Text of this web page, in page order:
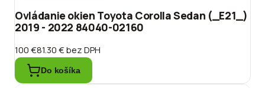
Ovládanie okien Toyota Corolla Sedan (_E21_)
2019 - 2022 84040-02160
100 €81.30 €bez DPH
Do košíka